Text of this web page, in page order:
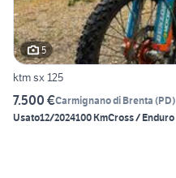
5
ktm sx 125
7.500 €Carmignano di Brenta (PD)
Usato12/2024100 KmCross / Enduro